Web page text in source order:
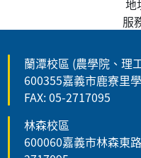
地
服
蘭潭校區 (農學院、理
600355嘉義市鹿寮里
FAX: 05-2717095
林森校區
600060嘉義市林森東